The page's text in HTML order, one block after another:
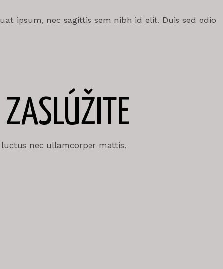
ipsum, nec sagittis sem nibh id elit. Duis sed odio
ZASLÚŽITE
nec ullamcorper mattis.